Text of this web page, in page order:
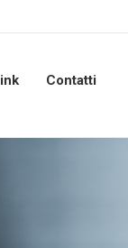
Contatti